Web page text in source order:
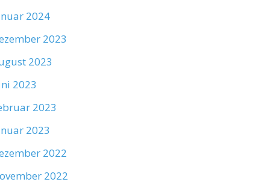
2024
2023
2023
2023
2023
2023
2022
2022